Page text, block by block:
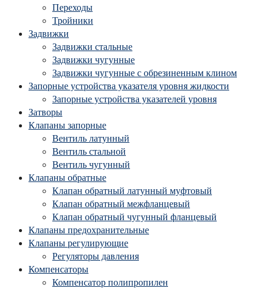
Переходы
Тройники
Задвижки
Задвижки стальные
Задвижки чугунные
Задвижки чугунные с обрезиненным клином
Запорные устройства указателя уровня жидкости
Запорные устройства указателей уровня
Затворы
Клапаны запорные
Вентиль латунный
Вентиль стальной
Вентиль чугунный
Клапаны обратные
Клапан обратный латунный муфтовый
Клапан обратный межфланцевый
Клапан обратный чугунный фланцевый
Клапаны предохранительные
Клапаны регулирующие
Регуляторы давления
Компенсаторы
Компенсатор полипропилен